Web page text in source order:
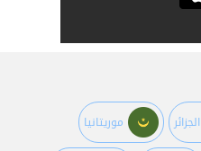
الجزائر موريتانيا